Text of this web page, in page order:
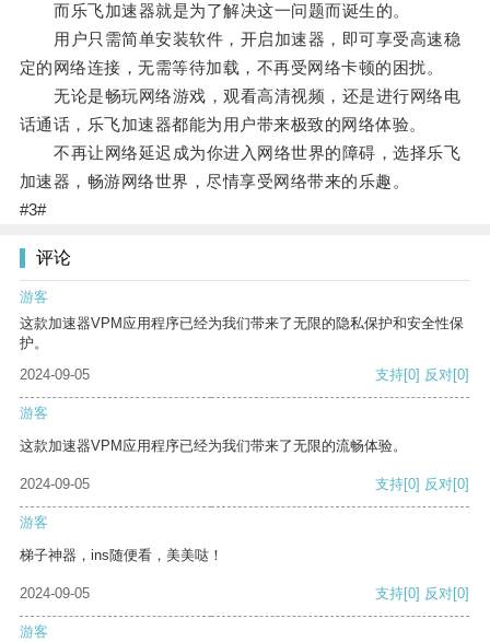
而乐飞加速器就是为了解决这一问题而诞生的。
用户只需简单安装软件，开启加速器，即可享受高速稳
定的网络连接，无需等待加载，不再受网络卡顿的困扰。
无论是畅玩网络游戏，观看高清视频，还是进行网络电
话通话，乐飞加速器都能为用户带来极致的网络体验。
不再让网络延迟成为你进入网络世界的障碍，选择乐飞
加速器，畅游网络世界，尽情享受网络带来的乐趣。
#3#
评论
游客
这款加速器VPM应用程序已经为我们带来了无限的隐私保护和安全性保
护。
2024-09-05
支持[0] 反对[0]
游客
这款加速器VPM应用程序已经为我们带来了无限的流畅体验。
2024-09-05 支持[0] 反对[0]
游客
梯子神器，ins随便看，美美哒！
2024-09-05 支持[0] 反对[0]
游客